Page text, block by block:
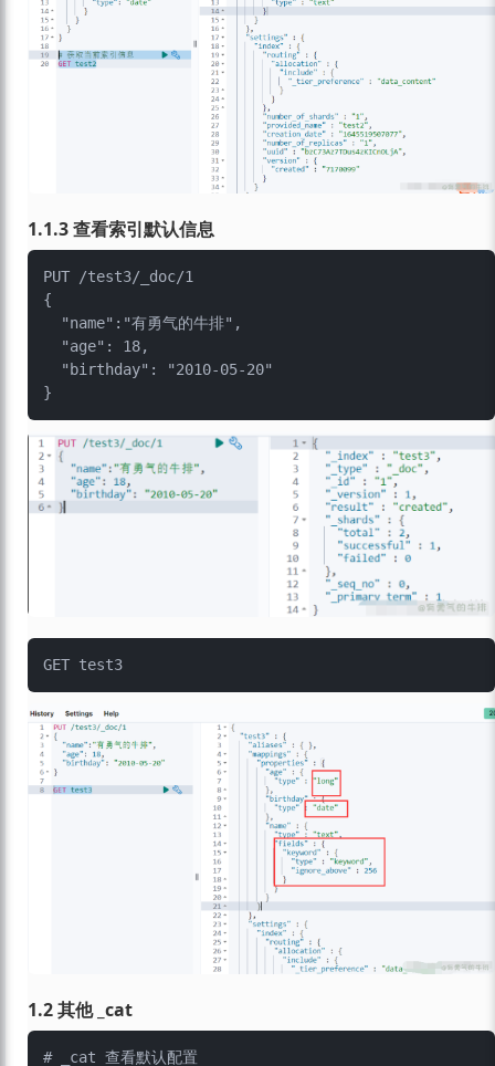
1.1.3 查看索引默认信息
PUT /test3/_doc/1
{
1.2 其他 _cat
# _cat 查看默认配置